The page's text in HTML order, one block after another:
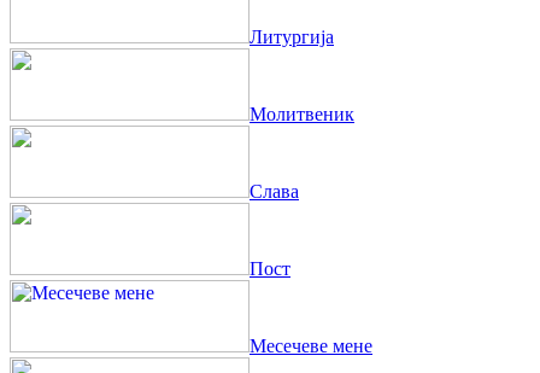
Литургија
Молитвеник
Слава
Пост
Месечеве мене